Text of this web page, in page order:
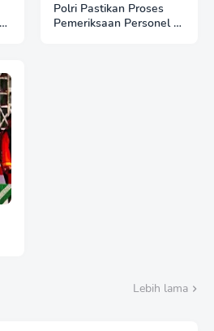
Polri Pastikan Proses
Pemeriksaan Personel di
Lebih lama